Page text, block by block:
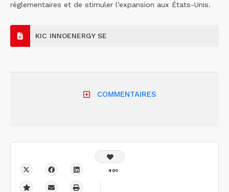
réglementaires et de stimuler l’expansion aux États-Unis.
KIC INNOENERGY SE
COMMENTAIRES
401